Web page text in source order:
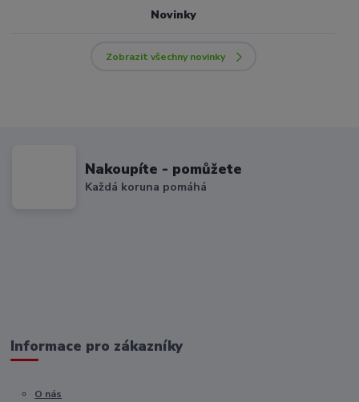
Novinky
Zobrazit všechny novinky
Nakoupíte - pomůžete
Každá koruna pomáhá
Informace pro zákazníky
O nás